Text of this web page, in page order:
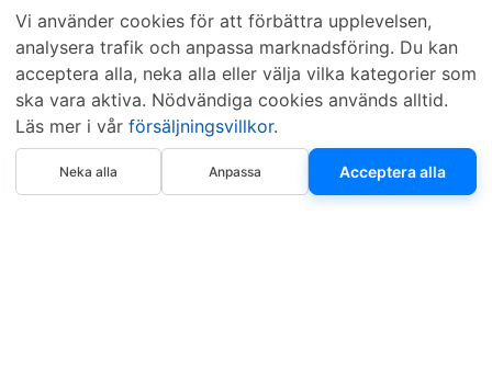
Vi använder cookies för att förbättra upplevelsen,
analysera trafik och anpassa marknadsföring. Du kan
acceptera alla, neka alla eller välja vilka kategorier som
ska vara aktiva. Nödvändiga cookies används alltid.
Läs mer i vår försäljningsvillkor.
Neka alla Anpassa Acceptera alla
Köp nu
Sveriges mest sålda dieselbox
Kontakta KCR
Om KCR/Garantier
Teknik / Begagnad box
Återförsäljare
Sök KCR-box
Försäljningsvillkor
Telefon
0515-801 50
Öppettider
Mån-Tor 8:00-16:30
Fredag 8:00-11:30